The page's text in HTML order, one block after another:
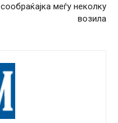
сообраќајка меѓу неколку
возила